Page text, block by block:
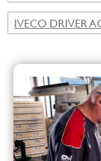
IVECO DRIVER